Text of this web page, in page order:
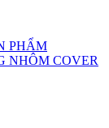
PHẨM
NHÔM COVER